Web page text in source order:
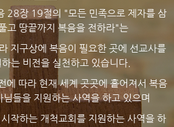
28장 19절의 "모든 민족으로 제자를 삼
고 땅끝까지 복음을 전하라"는
지구상에 복음이 필요한 곳에 선교사를
는 비전을 실천하고 있습니다.
에 따라 현재 세계 곳곳에 흩어져서 복음
들을 지원하는 사역을 하고 있으며
작하는 개척교회를 지원하는 사역을 하